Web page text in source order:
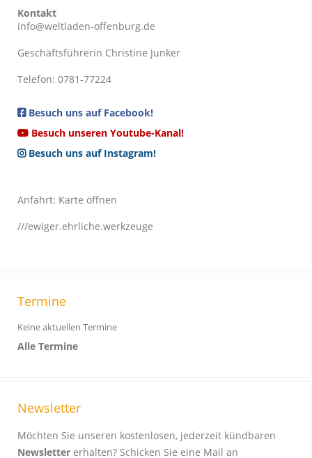
Kontakt
info@weltladen-offenburg.de
Geschäftsführerin Christine Junker
Telefon: 0781-77224
Besuch uns auf Facebook!
Besuch unseren Youtube-Kanal!
Besuch uns auf Instagram!
Anfahrt: Karte öffnen
///ewiger.ehrliche.werkzeuge
Termine
Keine aktuellen Termine
Alle Termine
Newsletter
Möchten Sie unseren kostenlosen, jederzeit kündbaren
Newsletter erhalten? Schicken Sie eine Mail an